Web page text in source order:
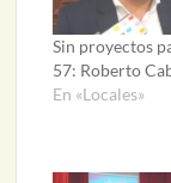
Sin proyectos
57: Roberto
En «Locales»